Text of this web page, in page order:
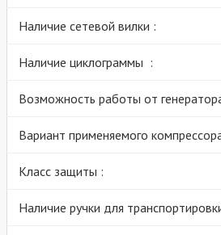
Наличие сетевой вилки :
Наличие циклограммы :
Возможность работы от
Вариант применяемого
Класс защиты :
Наличие ручки для